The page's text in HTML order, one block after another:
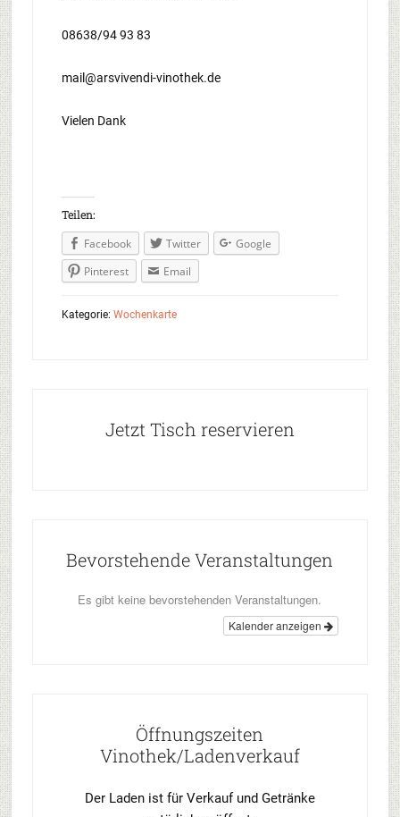
08638/94 93 83
mail@arsvivendi-vinothek.de
Vielen Dank
Teilen:
Facebook Twitter
Google
Pinterest
Email
Kategorie: Wochenkarte
Jetzt Tisch reservieren
Bevorstehende Veranstaltungen
Es gibt keine bevorstehenden Veranstaltungen.
Kalender anzeigen
Öffnungszeiten
Vinothek/Ladenverkauf
Der Laden ist für Verkauf und Getränke